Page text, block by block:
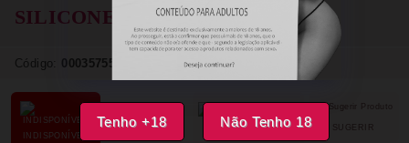
Tenho +18 Não Tenho 18
SILICONE FÚCSIA
Código: 00035755
INDISPONÍVEL
SUGERIR